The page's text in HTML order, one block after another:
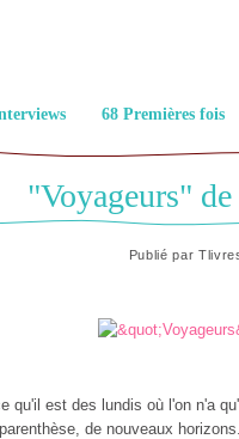
68 Premières fois
"Voyageurs"
Publié par
qu'il est des lundis où l'on n'a
de nouveaux